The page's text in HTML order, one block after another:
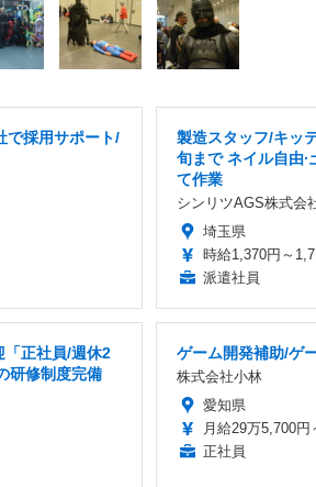
で採用サポート/
製造スタッフ/キッ
旬まで ネイル自由
て作業
シンリツAGS株式会
埼玉県
時給1,370円～
派遣社員
「正社員/週休2
研修制度完備
ゲーム開発補助/ゲ
株式会社小林
愛知県
月給29万5,700円
正社員